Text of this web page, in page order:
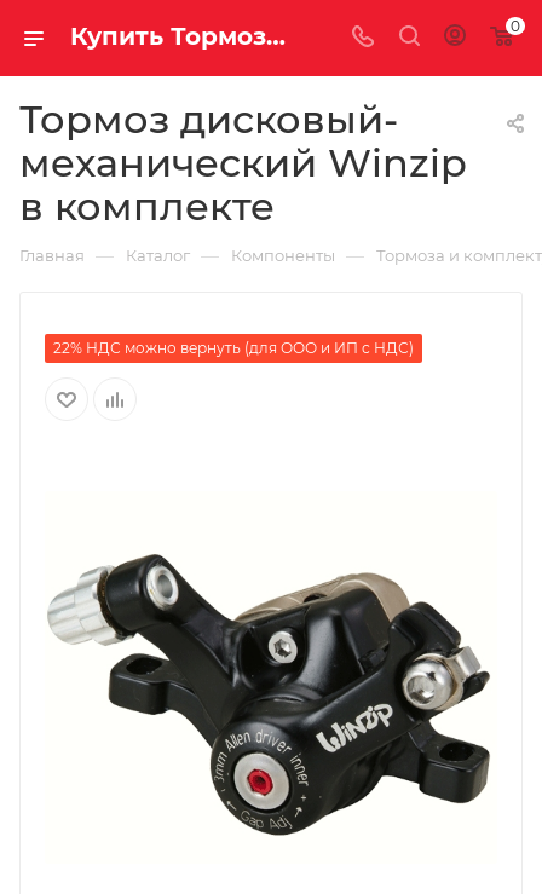
Купить Тормоз дисковый-механический Winzip в комплекте за рублей, а со скидкой 0
Тормоз дисковый-
механический Winzip
в комплекте
Главная — Каталог — Компоненты — Тормоза и
22% НДС можно вернуть (для ООО и ИП с НДС)